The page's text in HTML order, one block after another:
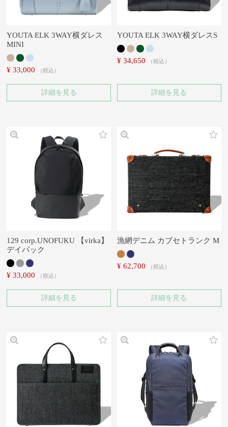
YOUTA ELK 3WAY横ダレス
MINI
¥ 33,000 税込
詳細を見る
YOUTA ELK 3WAY横ダレスS
¥ 34,650 税込
詳細を見る
129 corp.UNOFUKU 【virka】
デイパック
¥ 33,000 税込
詳細を見る
漁網デニム カブセトランク M
¥ 62,700 税込
詳細を見る